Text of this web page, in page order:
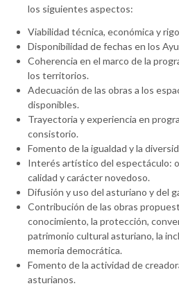
los siguientes aspectos:
Viabilidad técnica, económica y
Disponibilidad de fechas en los
Coherencia en el marco de la
los territorios.
Adecuación de las obras a los
disponibles.
Trayectoria y experiencia en
consistorio.
Fomento de la igualdad y la
Interés artístico del espectáculo:
calidad y carácter novedoso.
Difusión y uso del asturiano y del
Contribución de las obras
conocimiento, la protección,
patrimonio cultural asturiano, la
memoria democrática.
Fomento de la actividad de
asturianos.